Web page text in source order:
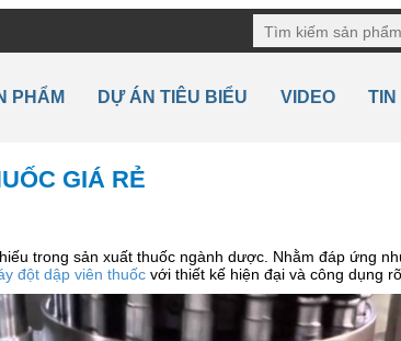
PHẨM DỰ ÁN TIÊU BIỂU VIDEO TIN
GIÁ RẺ
trong sản xuất thuốc ngành dược. Nhằm đáp ứng
đột dập viên thuốc với thiết kế hiện đại và công dụng